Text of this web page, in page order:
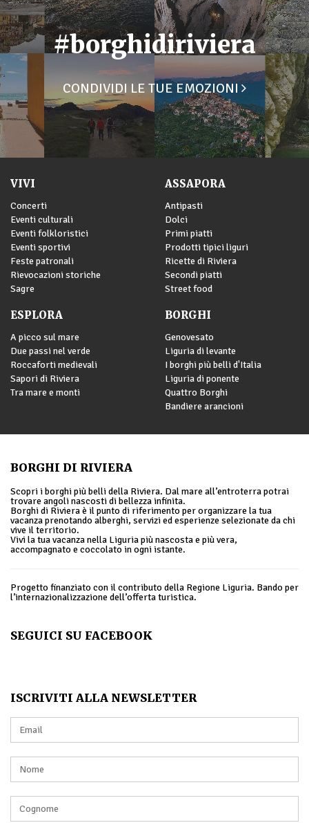
#borghidiriviera
CONDIVIDI LE TUE EMOZIONI
VIVI
Concerti
Eventi culturali
Eventi folkloristici
Eventi sportivi
Feste patronali
Rievocazioni storiche
Sagre
ASSAPORA
Antipasti
Dolci
Primi piatti
Prodotti tipici liguri
Ricette di Riviera
Secondi piatti
Street food
ESPLORA
A picco sul mare
Due passi nel verde
Roccaforti medievali
Sapori di Riviera
Tra mare e monti
BORGHI
Genovesato
Liguria di levante
I borghi più belli d'Italia
Liguria di ponente
Quattro Borghi
Bandiere arancioni
BORGHI DI RIVIERA
Scopri i borghi più belli della Riviera. Dal mare all’entroterra potrai
trovare angoli nascosti di bellezza infinita.
Borghi di Riviera è il punto di riferimento per organizzare la tua
vacanza prenotando alberghi, servizi ed esperienze selezionate da chi
vive il territorio.
Vivi la tua vacanza nella Liguria più nascosta e più vera,
accompagnato e coccolato in ogni istante.
Progetto finanziato con il contributo della Regione Liguria. Bando per
l’internazionalizzazione dell’offerta turistica.
SEGUICI SU FACEBOOK
ISCRIVITI ALLA NEWSLETTER